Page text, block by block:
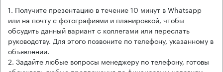
1. Получите презентацию в течение 10 минут в Whatsapp
или на почту с фотографиями и планировкой, чтобы
обсудить данный вариант с коллегами или переслать
руководству. Для этого позвоните по телефону, указанному в
объявлении.
2. Задайте любые вопросы менеджеру по телефону, готовы